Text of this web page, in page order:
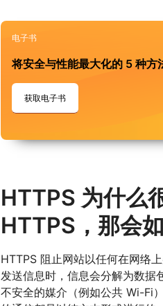
电子书
将安全与性能最大化的 5 种方
获取电子书
HTTPS 为什么
HTTPS，那会
HTTPS 阻止网站以任何在网络
发送信息时，信息会分解为数据
不安全的媒介（例如公共 Wi-Fi